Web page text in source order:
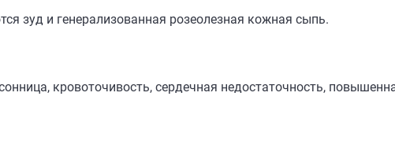
зуд и генерализованная розеолезная кожная сыпь.
кровоточивость, сердечная недостаточность,